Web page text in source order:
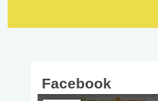
Facebook